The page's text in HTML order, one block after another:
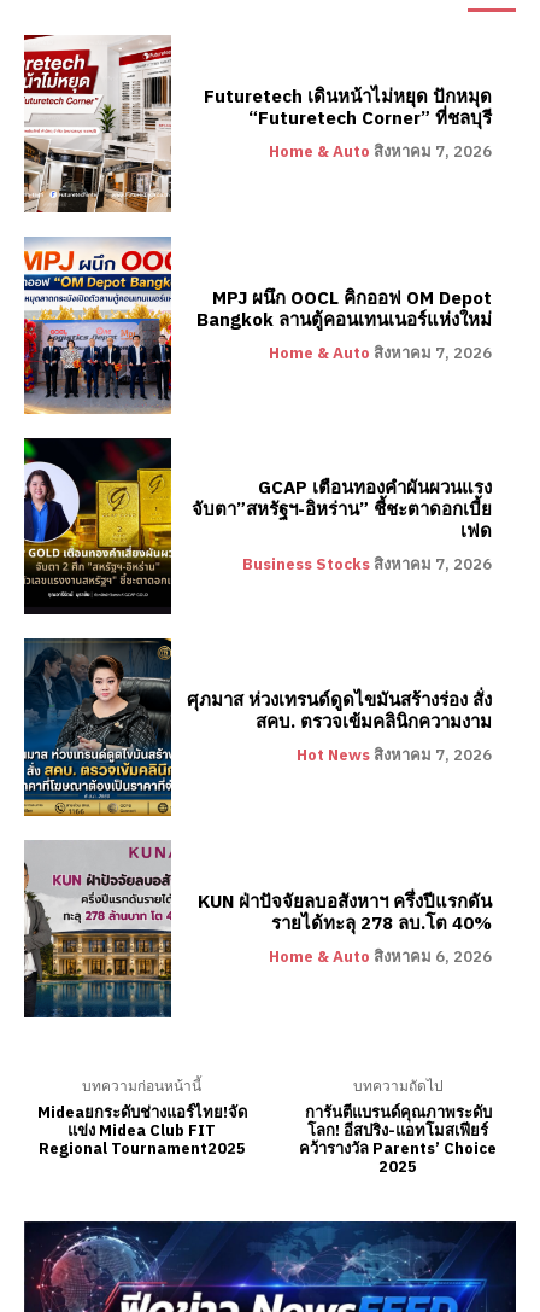
Futuretech เดินหน้าไม่หยุด ปักหมุด
“Futuretech Corner” ที่ชลบุรี
Home & Auto สิงหาคม 7, 2026
MPJ ผนึก OOCL คิกออฟ OM Depot
Bangkok ลานตู้คอนเทนเนอร์แห่งใหม่
Home & Auto สิงหาคม 7, 2026
GCAP เตือนทองคำผันผวนแรง
จับตา”สหรัฐฯ-อิหร่าน” ชี้ชะตาดอกเบี้ย
เฟด
Business Stocks สิงหาคม 7, 2026
ศุภมาส ห่วงเทรนด์ดูดไขมันสร้างร่อง สั่ง
สคบ. ตรวจเข้มคลินิกความงาม
Hot News สิงหาคม 7, 2026
KUN ฝ่าปัจจัยลบอสังหาฯ ครึ่งปีแรกดัน
รายได้ทะลุ 278 ลบ.โต 40%
Home & Auto สิงหาคม 6, 2026
บทความก่อนหน้านี้
Mideaยกระดับช่างแอร์ไทย!จัด
แข่ง Midea Club FIT
Regional Tournament2025
บทความถัดไป
การันตีแบรนด์คุณภาพระดับ
โลก! อีสปริง-แอทโมสเฟียร์
คว้ารางวัล Parents’ Choice
2025